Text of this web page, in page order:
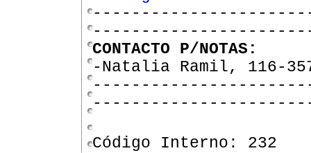
CONTACTO P/NOTAS:
-Natalia Ramil, 116-
Código Interno: 232